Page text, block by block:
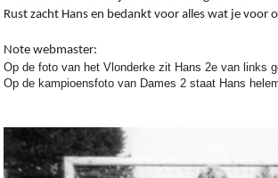
Rust zacht Hans en bedankt voor alles wat je voor
Note webmaster:
Op de foto van het Vlonderke zit Hans 2e van links
Op de kampioensfoto van Dames 2 staat Hans